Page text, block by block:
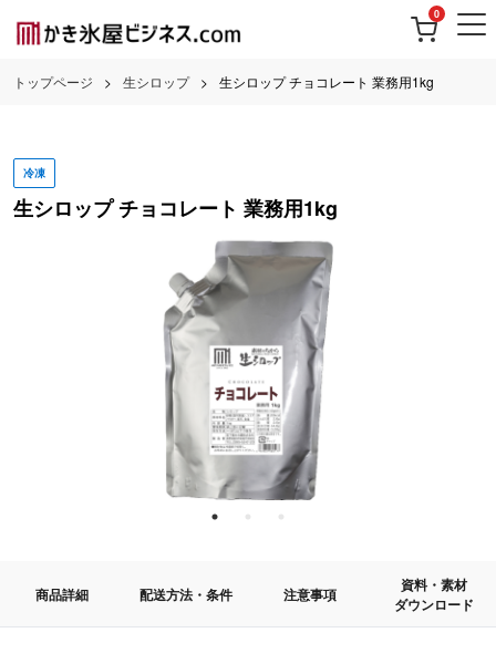
0
トップページ 生シロップ 生シロップ チョコレート 業務用1kg
冷凍
生シロップ チョコレート 業務用1kg
商品詳細 配送方法・条件 注意事項
資料・素材
ダウンロード